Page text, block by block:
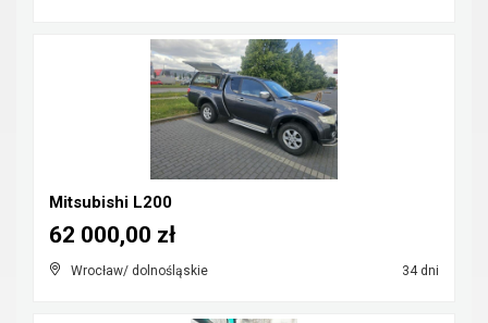
Mitsubishi L200
Wrocław/ dolnośląskie 34 dni
62 000,00 zł